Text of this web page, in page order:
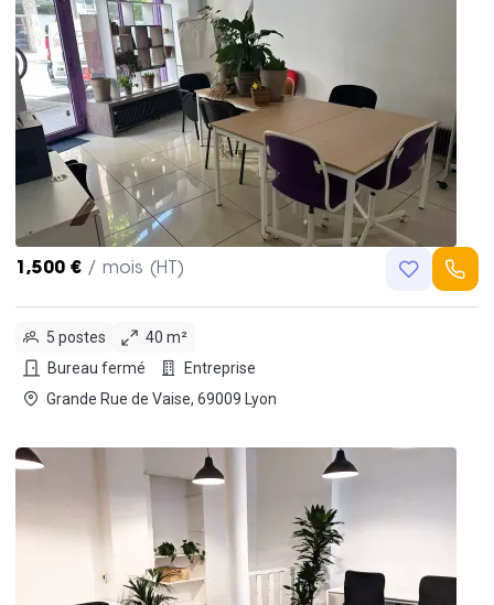
1,500 € / mois (HT)
5 postes
40 m²
Bureau fermé
Entreprise
Grande Rue de Vaise, 69009 Lyon